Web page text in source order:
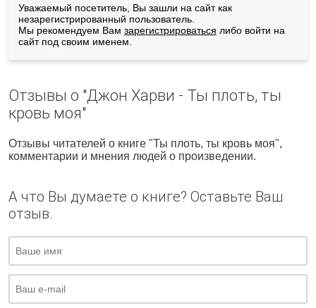
Уважаемый посетитель, Вы зашли на сайт как
незарегистрированный пользователь.
Мы рекомендуем Вам зарегистрироваться либо войти на
сайт под своим именем.
Отзывы о "Джон Харви - Ты плоть, ты
кровь моя"
Отзывы читателей о книге "Ты плоть, ты кровь моя",
комментарии и мнения людей о произведении.
А что Вы думаете о книге? Оставьте Ваш
отзыв.